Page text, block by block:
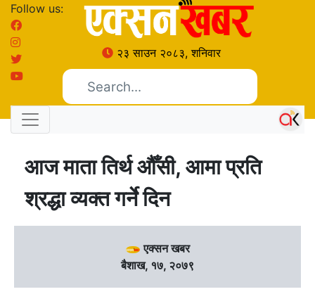
Follow us:
२३ साउन २०८३, शनिवार
आज माता तिर्थ औँसी, आमा प्रति
श्रद्धा व्यक्त गर्ने दिन
एक्सन खबर
बैशाख, १७, २०७९